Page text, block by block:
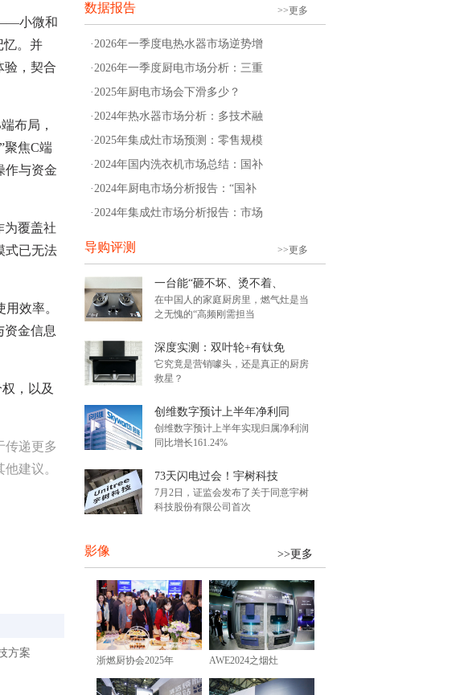
小微和
忆。并
验，契合
布局，
聚焦C端
作与资金
覆盖社
式已无法
效率。
资金信息
，以及
传递更多
建议。
方案
数据报告 >>更多
·2026年一季度电热水器市场逆势增
·2026年一季度厨电市场分析：三重
·2025年厨电市场会下滑多少？
·2024年热水器市场分析：多技术融
·2025年集成灶市场预测：零售规模
·2024年国内洗衣机市场总结：国补
·2024年厨电市场分析报告：“国补
·2024年集成灶市场分析报告：市场
导购评测 >>更多
一台能“砸不坏、烫不着、
在中国人的家庭厨房里，燃气灶是当
之无愧的“高频刚需担当
深度实测：双叶轮+有钛免
它究竟是营销噱头，还是真正的厨房
救星？
创维数字预计上半年净利同
创维数字预计上半年实现归属净利润
同比增长161.24%
73天闪电过会！宇树科技
7月2日，证监会发布了关于同意宇树
科技股份有限公司首次
影像 >>更多
浙燃厨协会2025年 AWE2024之烟灶